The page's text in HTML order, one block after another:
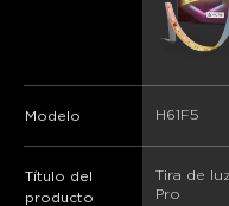
Modelo H61F5
Título del
producto
Tira de
Pro